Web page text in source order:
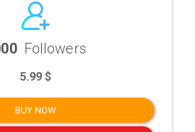
Followers
5.99 $
BUY NOW